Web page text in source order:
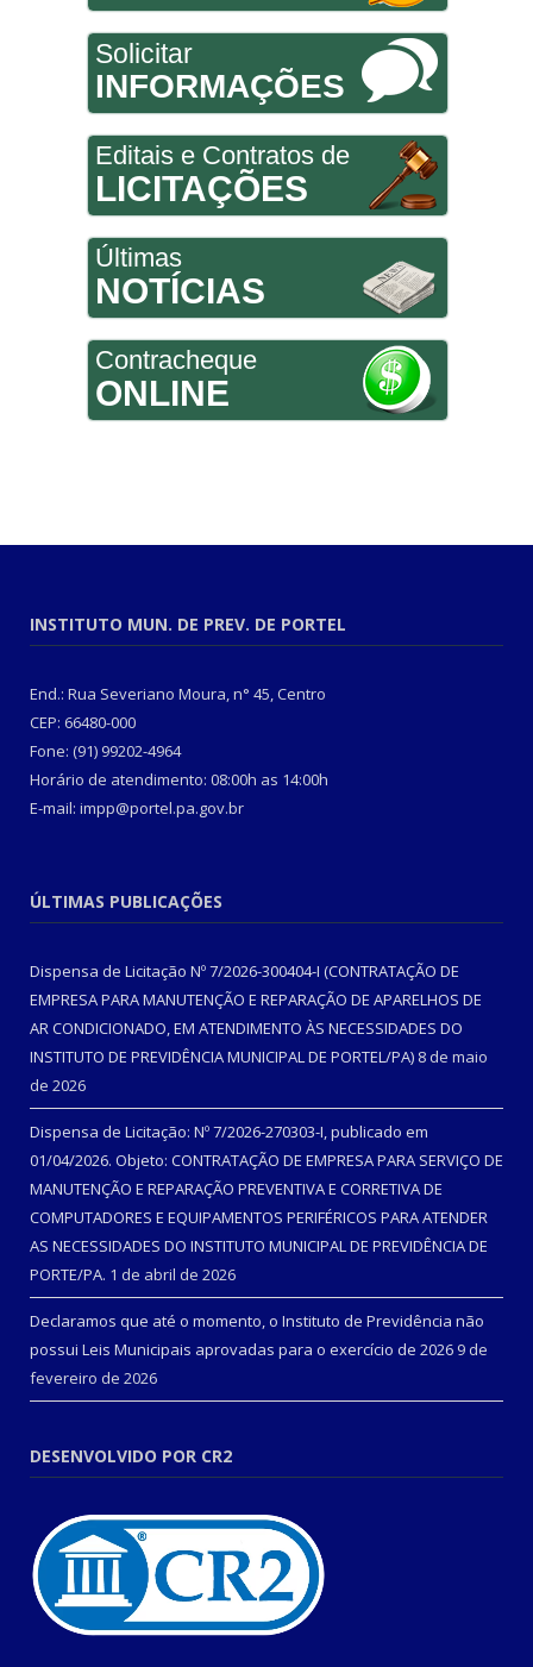
Solicitar
INFORMAÇÕES
Editais e Contratos de
LICITAÇÕES
Últimas
NOTÍCIAS
Contracheque
ONLINE
INSTITUTO MUN. DE PREV. DE PORTEL
End.: Rua Severiano Moura, n° 45, Centro
CEP: 66480-000
Fone: (91) 99202-4964
Horário de atendimento: 08:00h as 14:00h
E-mail: impp@portel.pa.gov.br
ÚLTIMAS PUBLICAÇÕES
Dispensa de Licitação Nº 7/2026-300404-I (CONTRATAÇÃO DE
EMPRESA PARA MANUTENÇÃO E REPARAÇÃO DE APARELHOS DE
AR CONDICIONADO, EM ATENDIMENTO ÀS NECESSIDADES DO
INSTITUTO DE PREVIDÊNCIA MUNICIPAL DE PORTEL/PA) 8 de maio
de 2026
Dispensa de Licitação: Nº 7/2026-270303-I, publicado em
01/04/2026. Objeto: CONTRATAÇÃO DE EMPRESA PARA SERVIÇO DE
MANUTENÇÃO E REPARAÇÃO PREVENTIVA E CORRETIVA DE
COMPUTADORES E EQUIPAMENTOS PERIFÉRICOS PARA ATENDER
AS NECESSIDADES DO INSTITUTO MUNICIPAL DE PREVIDÊNCIA DE
PORTE/PA. 1 de abril de 2026
Declaramos que até o momento, o Instituto de Previdência não
possui Leis Municipais aprovadas para o exercício de 2026 9 de
fevereiro de 2026
DESENVOLVIDO POR CR2